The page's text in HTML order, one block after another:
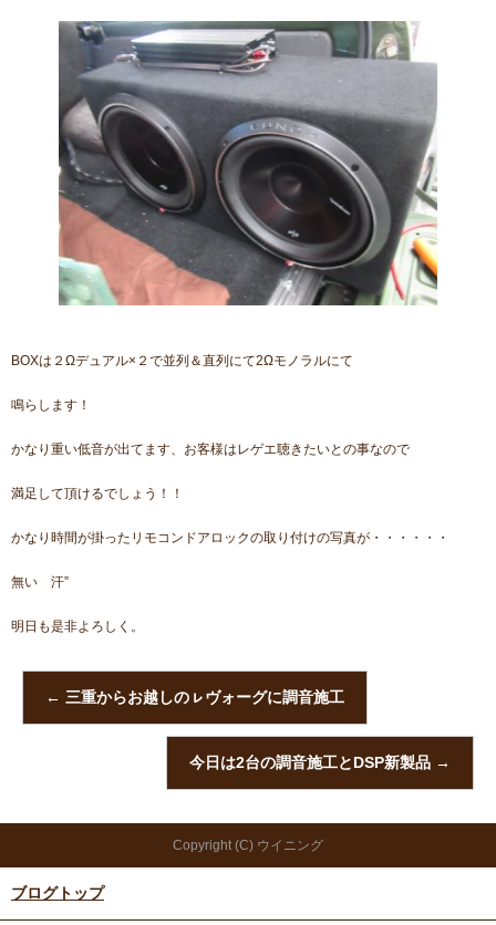
BOXは２Ωデュアル×２で並列＆直列にて2Ωモノラルにて
鳴らします！
かなり重い低音が出てます、お客様はレゲエ聴きたいとの事なので
満足して頂けるでしょう！！
かなり時間が掛ったリモコンドアロックの取り付けの写真が・・・・・・
無い 汗”
明日も是非よろしく。
← 三重からお越しのㇾヴォーグに調音施工
今日は2台の調音施工とDSP新製品 →
Copyright (C) ウイニング
ブログトップ